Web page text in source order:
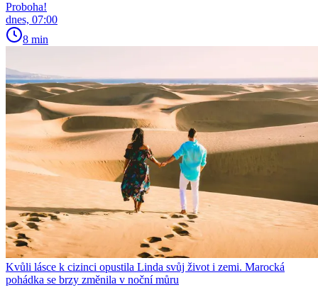
Proboha!
dnes, 07:00
8 min
Kvůli lásce k cizinci opustila Linda svůj život i zemi. Marocká
pohádka se brzy změnila v noční můru